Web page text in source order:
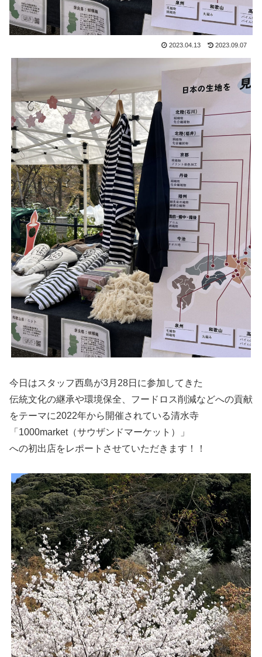
2023.04.13 2023.09.07
今日はスタッフ西島が3月28日に参加してきた
伝統文化の継承や環境保全、フードロス削減などへの貢献
をテーマに2022年から開催されている清水寺
「1000market（サウザンドマーケット）」
への初出店をレポートさせていただきます！！